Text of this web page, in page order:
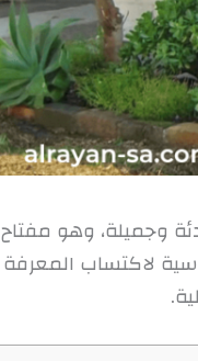
وجميلة، وهو مفتاح
لاكتساب المعرفة